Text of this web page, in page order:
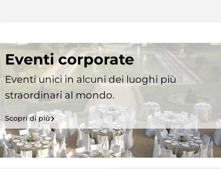
Eventi corporate
Eventi unici in alcuni dei luoghi più
straordinari al mondo.
Scopri di più